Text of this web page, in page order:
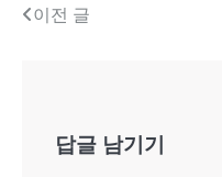
글이전 글
답글 남기기